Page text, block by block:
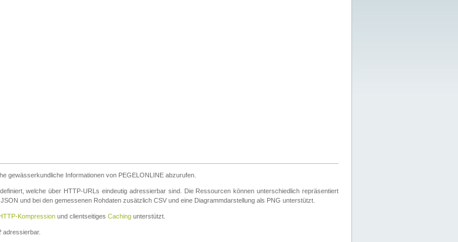
gewässerkundliche Informationen von PEGELONLINE abzurufen.
welche über HTTP-URLs eindeutig adressierbar sind. Die Ressourcen können unterschiedlich repräsentiert
und bei den gemessenen Rohdaten zusätzlich CSV und eine Diagrammdarstellung als PNG unterstützt.
Kompression und clientseitiges Caching unterstützt.
adressierbar.